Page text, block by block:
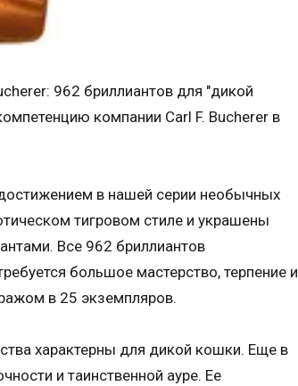
962 бриллиантов для "дикой
компании Carl F. Bucherer в
в нашей серии необычных
тигровом стиле и украшены
Все 962 бриллиантов
большое мастерство, терпение и
в 25 экземпляров.
характерны для дикой кошки. Еще в
и таинственной ауре. Ее